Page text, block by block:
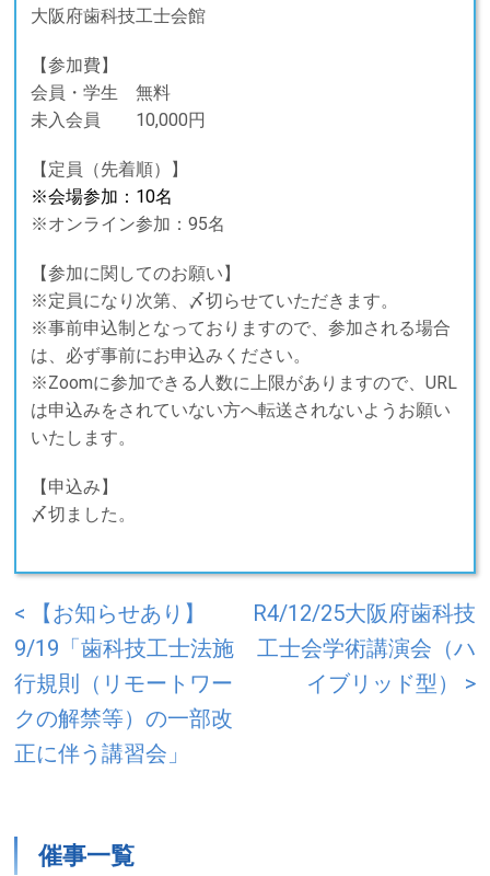
大阪府歯科技工士会館
【参加費】
会員・学生 無料
未入会員 10,000円
【定員（先着順）】
※会場参加：10名
※オンライン参加：95名
【参加に関してのお願い】
※定員になり次第、〆切らせていただきます。
※事前申込制となっておりますので、参加される場合
は、必ず事前にお申込みください。
※Zoomに参加できる人数に上限がありますので、URL
は申込みをされていない方へ転送されないようお願い
いたします。
【申込み】
〆切ました。
R4/12/25大阪府歯科技
工士会学術講演会（ハ
イブリッド型） >
< 【お知らせあり】
9/19「歯科技工士法施
行規則（リモートワー
クの解禁等）の一部改
正に伴う講習会」
催事一覧